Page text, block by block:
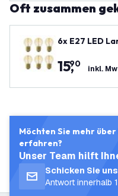
Oft zusammen
6x E27 LED
15,
90 inkl.
Möchten Sie mehr über Beleuchtungonline.de
erfahren?
Unser Team hilft
Schicken Sie
Antwort innerhalb